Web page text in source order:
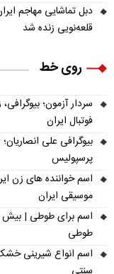
دبل تماشایی مهاجم
قلعه‌نویی زنده شد
روی خط
سردار آزمون؛
فوتبال ایران
بیوگرافی علی
پرسپولیس
اسم خواننده های زن
موسیقی ایران
طوطی
اسم انواع شیرینی